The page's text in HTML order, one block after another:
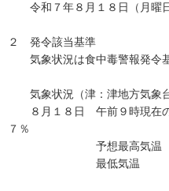
令和７年８月１８日（月曜
２ 発令該当基準
気象状況は食中毒警報発令基
気象状況（津：津地方気象台
８月１８日 午前９時現
７％
予想最高気
最低気温 ２